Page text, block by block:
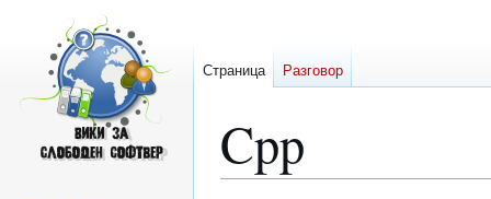
Cpp
Страница Разговор